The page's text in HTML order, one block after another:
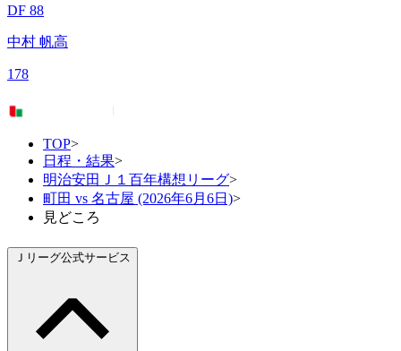
DF 88
中村 帆高
178
TOP>
日程・結果>
明治安田Ｊ１百年構想リーグ>
町田 vs 名古屋 (2026年6月6日)>
見どころ
Ｊリーグ公式サービス